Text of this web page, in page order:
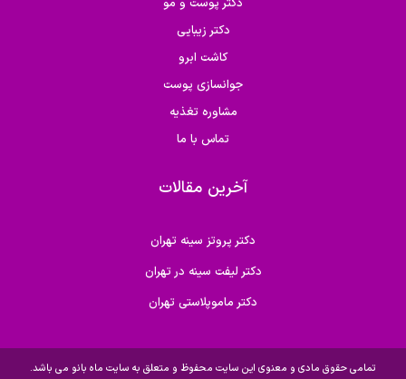
دکتر پوست و مو
دکتر زیبایی
کاشت ابرو
جوانسازی پوست
مشاوره تغذیه
تماس با ما
آخرین مقالات
دکتر پروتز سینه تهران
دکتر لیفت سینه در تهران
دکتر ماموپلاستی تهران
تمامی حقوق مادی و معنوی این سایت محفوظ و متعلق به سایت ماه بانو می باشد.